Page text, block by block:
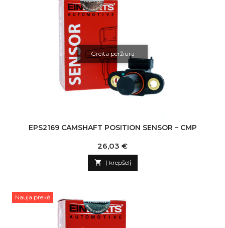
Greita peržiūra
EPS2169 CAMSHAFT POSITION SENSOR – CMP
Kaina
26,03 €
 Į krepšelį
Nauja prekė